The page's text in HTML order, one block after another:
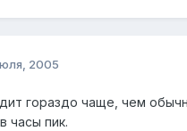
2005
гораздо чаще, чем
часы пик.